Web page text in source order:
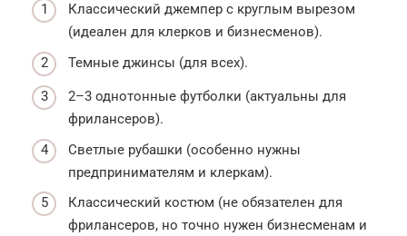
Классический джемпер с круглым вырезом
(идеален для клерков и бизнесменов).
Темные джинсы (для всех).
2–3 однотонные футболки (актуальны для
фрилансеров).
Светлые рубашки (особенно нужны
предпринимателям и клеркам).
Классический костюм (не обязателен для
фрилансеров, но точно нужен бизнесменам и